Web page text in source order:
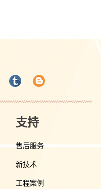
支持
售后服务
新技术
工程案例